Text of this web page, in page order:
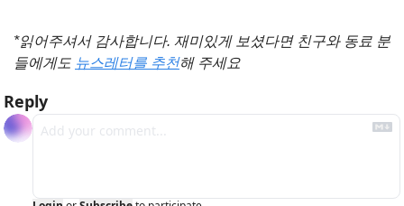
*읽어주셔서 감사합니다. 재미있게 보셨다면 친구와 동료 분
들에게도 뉴스레터를 추천해 주세요
Reply